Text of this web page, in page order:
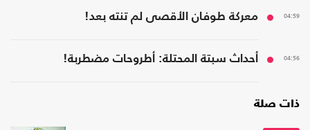
04:59 معركة طوفان الأقصى لم تنته بعد!
04:56 أحداث سبتة المحتلة: أطروحات مضطربة!
ذات صلة